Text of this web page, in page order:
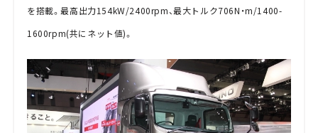
を搭載。最高出力154kW/2400rpm、最大トルク706N・m/1400-
1600rpm(共にネット値)。